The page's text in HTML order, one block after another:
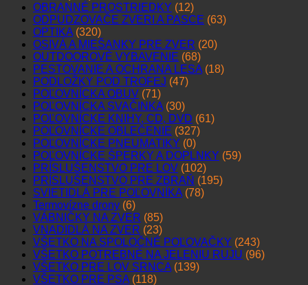
OBRANNÉ PROSTRIEDKY (12)
ODPUDZOVAČE ZVERI A PASCE (63)
OPTIKA (320)
OSIVÁ A MIEŠANKY PRE ZVER (20)
OUTDOOROVÉ VYBAVENIE (68)
PESTOVANIE A OCHRANA LESA (18)
PODLOŽKY POD TROFEJ (47)
POĽOVNÍCKA OBUV (71)
POĽOVNÍCKA SVAČINKA (30)
POĽOVNÍCKE KNIHY, CD, DVD (61)
POĽOVNÍCKE OBLEČENIE (327)
POĽOVNÍCKE PNEUMATIKY (0)
POĽOVNÍCKE ŠPERKY A DOPLNKY (59)
PRÍSLUŠENSTVO PRE LOV (102)
PRÍSLUŠENSTVO PRE ZBRAŇ (195)
SVIETIDLÁ PRE POĽOVNÍKA (78)
Termovízne drony (6)
VÁBNIČKY NA ZVER (85)
VNADIDLÁ NA ZVER (23)
VŠETKO NA SPOLOČNÉ POĽOVAČKY (243)
VŠETKO POTREBNÉ NA JELENIU RUJU (96)
VŠETKO PRE LOV SRNCA (139)
VŠETKO PRE PSA (118)